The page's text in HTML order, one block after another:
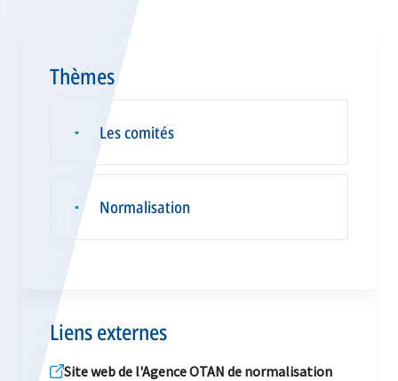
Thèmes
▪ Les comités
▪ Normalisation
Liens externes
Site web de l'Agence OTAN de normalisation